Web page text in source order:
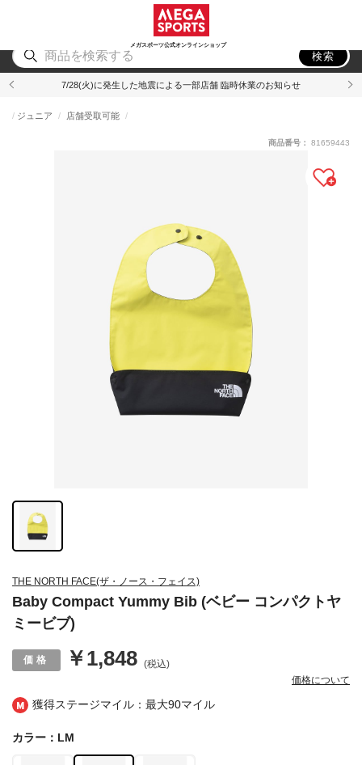
メガスポーツ公式オンラインショップ
アウトドア
検索
7/28(火)に発生した地震による一部店舗 臨時休業のお知らせ
獲得ステージマイル：最大90マイル
THE NORTH FACE(ザ・ノース・フェイス)
Baby Compact Yummy Bib (ベビー コンパクトヤ
ミービブ)
ジュニア 店舗受取可能
￥1,848 (税込)
価格について
商品番号： 81659443
カラー：LM